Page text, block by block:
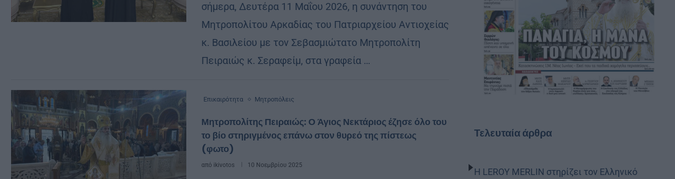
σήμερα, Δευτέρα 11 Μαΐου 2026, η συνάντηση του
Μητροπολίτου Αρκαδίας του Πατριαρχείου Αντιοχείας
κ. Βασιλείου με τον Σεβασμιώτατο Μητροπολίτη
Πειραιώς κ. Σεραφείμ, στα γραφεία …
Επικαιρότητα Μητροπόλεις
Μητροπολίτης Πειραιώς: Ο Άγιος Νεκτάριος έζησε όλο του
το βίο στηριγμένος επάνω στον θυρεό της πίστεως
(φωτο)
από ikivotos 10 Νοεμβρίου 2025
Τελευταία άρθρα
Η LEROY MERLIN στηρίζει τον Ελληνικό